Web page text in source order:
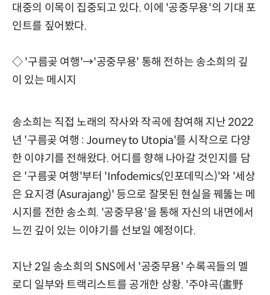
대중의 이목이 집중되고 있다. 이에 '공중무용'의 기대 포
인트를 짚어봤다.
◇ '구름곶 여행'→'공중무용' 통해 전하는 송소희의 깊
이 있는 메시지
송소희는 직접 노래의 작사와 작곡에 참여해 지난 2022
년 '구름곶 여행 : Journey to Utopia'를 시작으로 다양
한 이야기를 전해왔다. 어디를 향해 나아갈 것인지를 담
은 '구름곶 여행'부터 'Infodemics(인포데믹스)'와 '세상
은 요지경 (Asurajang)' 등으로 잘못된 현실을 꿰뚫는 메
시지를 전한 송소희. '공중무용'을 통해 자신의 내면에서
느낀 깊이 있는 이야기를 선보일 예정이다.
지난 2일 송소희의 SNS에서 '공중무용' 수록곡들의 멜
로디 일부와 트랙리스트를 공개한 상황. '주야곡(晝野